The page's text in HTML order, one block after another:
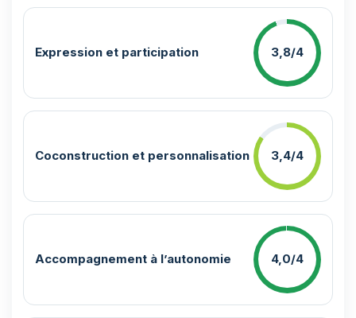
Expression et participation 3,8/4
Coconstruction et personnalisation 3,4/4
Accompagnement à l’autonomie 4,0/4